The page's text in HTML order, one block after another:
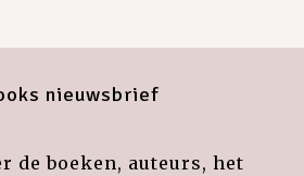
nieuwsbrief
de boeken, auteurs, het